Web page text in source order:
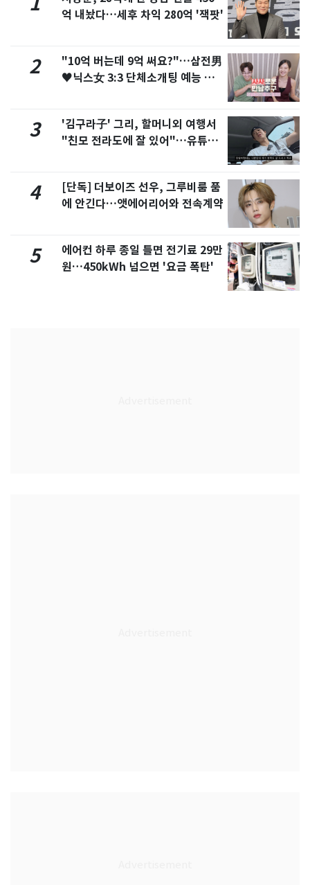
억 내놨다…세후 차익 280억 '잭팟'
2
"10억 버는데 9억 써요?"…삼전男
♥닉스女 3:3 단체소개팅 예능 화
3
'김구라子' 그리, 할머니외 여행서
"친모 전라도에 잘 있어"…유튜브
4
[단독] 더보이즈 선우, 그루비룸 품
에 안긴다…앳에어리어와 전속계약
5
에어컨 하루 종일 틀면 전기료 29만
원…450kWh 넘으면 '요금 폭탄'